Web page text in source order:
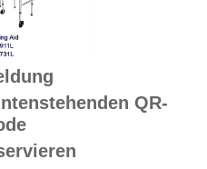
QR-